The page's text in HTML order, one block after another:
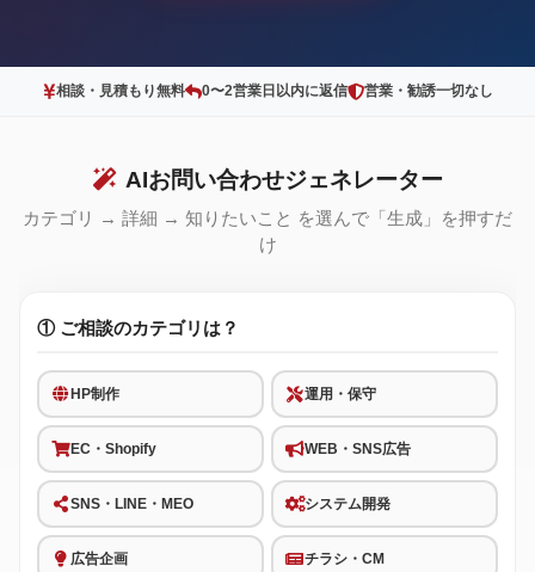
相談・見積もり無料 0〜2営業日以内に返信 営業・勧誘一切なし
AIお問い合わせジェネレーター
カテゴリ → 詳細 → 知りたいこと を選んで「生成」を押すだ
け
① ご相談のカテゴリは？
HP制作 運用・保守
EC・Shopify WEB・SNS広告
SNS・LINE・MEO システム開発
広告企画 チラシ・CM